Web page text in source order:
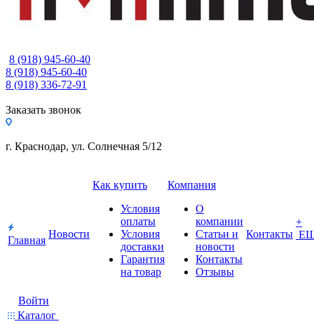
8 (918) 945-60-40
8 (918) 945-60-40
8 (918) 336-72-91
Заказать звонок
г. Краснодар, ул. Солнечная 5/12
Главная
Новости
Как купить
Условия
оплаты
Условия
доставки
Гарантия
на товар
Компания
О
компании
Статьи и
новости
Контакты
Отзывы
Контакты
+
Войти
Каталог